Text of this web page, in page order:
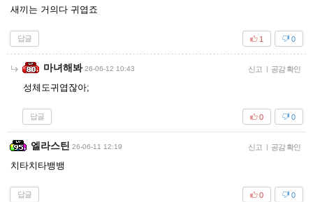
새끼는 거의다 귀엽죠
답글 0
1
마녀해봐 26-06-12 10:43 신고 | 공감 확인
성체도귀엽잖아;
답글 0
0
엘라스틴 26-06-11 12:19 신고 | 공감 확인
치타치타뱅뱅
답글 0
0